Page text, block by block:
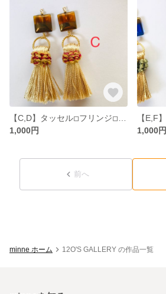
1,000円
1,000円
前へ
minne ホーム 12O'S GALLERY の作品一覧